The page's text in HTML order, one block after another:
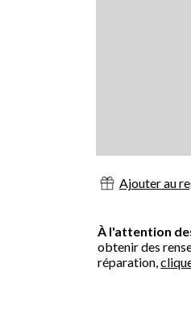
Ajouter au
À l'attention
obtenir des
réparation,